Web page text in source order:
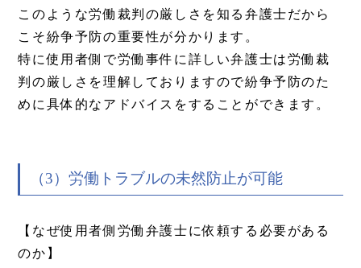
このような労働裁判の厳しさを知る弁護士だから
こそ紛争予防の重要性が分かります。
特に使用者側で労働事件に詳しい弁護士は労働裁
判の厳しさを理解しておりますので紛争予防のた
めに具体的なアドバイスをすることができます。
（3）労働トラブルの未然防止が可能
【なぜ使用者側労働弁護士に依頼する必要がある
のか】